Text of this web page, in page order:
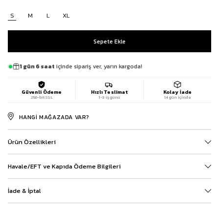
S M L XL
1 gün 6 saat içinde sipariş ver, yarın kargoda!
Güvenli Ödeme
256-bit SSL
Hızlı Teslimat
1-3 iş günü
Kolay İade
14 gün içinde
HANGI MAĞAZADA VAR?
Ürün Özellikleri
Havale/EFT ve Kapıda Ödeme Bilgileri
İade & İptal